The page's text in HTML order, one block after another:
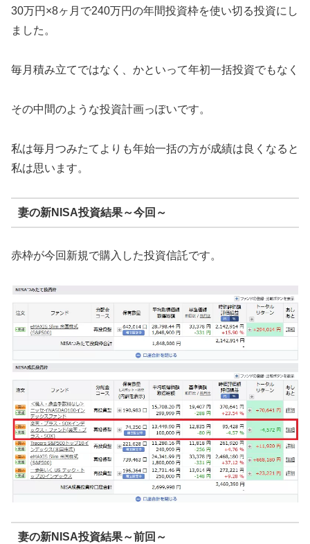
30万円×8ヶ月で240万円の年間投資枠を使い切る投資にし
ました。
毎月積み立てではなく、かといって年初一括投資でもなく
その中間のような投資計画っぽいです。
私は毎月つみたてよりも年始一括の方が成績は良くなると
私は思います。
妻の新NISA投資結果～今回～
赤枠が今回新規で購入した投資信託です。
妻の新NISA投資結果～前回～